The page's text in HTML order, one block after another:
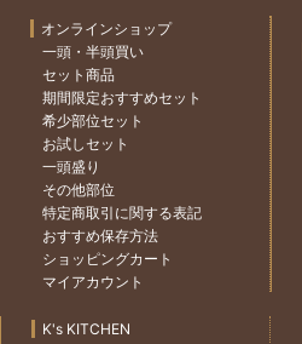
オンラインショップ
一頭・半頭買い
セット商品
期間限定おすすめセット
希少部位セット
お試しセット
一頭盛り
その他部位
特定商取引に関する表記
おすすめ保存方法
ショッピングカート
マイアカウント
K's KITCHEN